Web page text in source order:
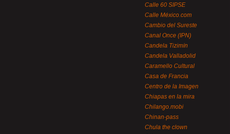
Calle 60 SIPSE
Calle México.com
Cambio del Sureste
Canal Once (IPN)
Candela Tizimín
Candela Valladolid
Caramello Cultural
Casa de Francia
Centro de la Imagen
Chiapas en la mira
Chilango.mobi
Chinan-pass
Chula the clown